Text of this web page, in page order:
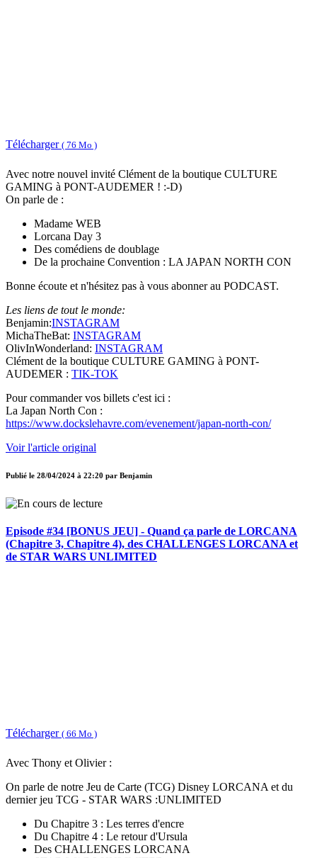
Télécharger ( 76 Mo )
Avec notre nouvel invité Clément de la boutique CULTURE
GAMING à PONT-AUDEMER ! :-D)
On parle de :
Madame WEB
Lorcana Day 3
Des comédiens de doublage
De la prochaine Convention : LA JAPAN NORTH CON
Bonne écoute et n'hésitez pas à vous abonner au PODCAST.
Les liens de tout le monde:
Benjamin:INSTAGRAM
MichaTheBat: INSTAGRAM
OlivInWonderland: INSTAGRAM
Clément de la boutique CULTURE GAMING à PONT-
AUDEMER : TIK-TOK
Pour commander vos billets c'est ici :
La Japan North Con :
https://www.dockslehavre.com/evenement/japan-north-con/
Voir l'article original
Publié le 28/04/2024 à 22:20 par Benjamin
Episode #34 [BONUS JEU] - Quand ça parle de LORCANA
(Chapitre 3, Chapitre 4), des CHALLENGES LORCANA et
de STAR WARS UNLIMITED
Télécharger ( 66 Mo )
Avec Thony et Olivier :
On parle de notre Jeu de Carte (TCG) Disney LORCANA et du
dernier jeu TCG - STAR WARS :UNLIMITED
Du Chapitre 3 : Les terres d'encre
Du Chapitre 4 : Le retour d'Ursula
Des CHALLENGES LORCANA